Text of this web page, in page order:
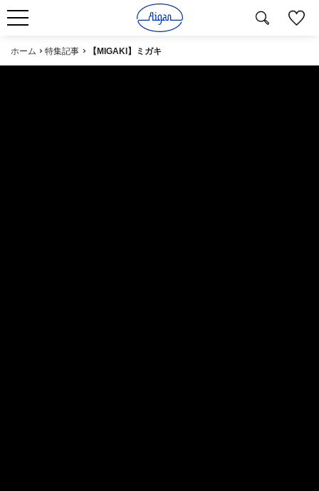
ホーム 特集記事 【MIGAKI】ミガキ